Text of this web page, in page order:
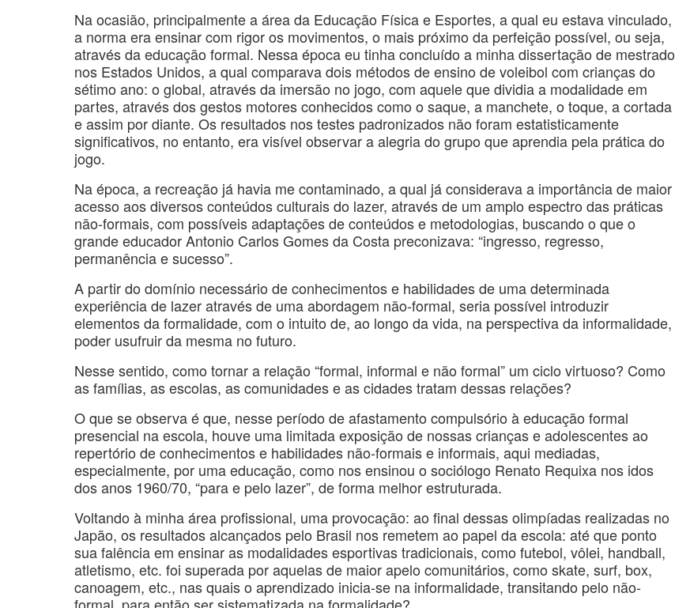
Na ocasião, principalmente a área da Educação Física e Esportes, a qual eu estava vinculado,
a norma era ensinar com rigor os movimentos, o mais próximo da perfeição possível, ou seja,
através da educação formal. Nessa época eu tinha concluído a minha dissertação de mestrado
nos Estados Unidos, a qual comparava dois métodos de ensino de voleibol com crianças do
sétimo ano: o global, através da imersão no jogo, com aquele que dividia a modalidade em
partes, através dos gestos motores conhecidos como o saque, a manchete, o toque, a cortada
e assim por diante. Os resultados nos testes padronizados não foram estatisticamente
significativos, no entanto, era visível observar a alegria do grupo que aprendia pela prática do
jogo.
Na época, a recreação já havia me contaminado, a qual já considerava a importância de maior
acesso aos diversos conteúdos culturais do lazer, através de um amplo espectro das práticas
não-formais, com possíveis adaptações de conteúdos e metodologias, buscando o que o
grande educador Antonio Carlos Gomes da Costa preconizava: “ingresso, regresso,
permanência e sucesso”.
A partir do domínio necessário de conhecimentos e habilidades de uma determinada
experiência de lazer através de uma abordagem não-formal, seria possível introduzir
elementos da formalidade, com o intuito de, ao longo da vida, na perspectiva da informalidade,
poder usufruir da mesma no futuro.
Nesse sentido, como tornar a relação “formal, informal e não formal” um ciclo virtuoso? Como
as famílias, as escolas, as comunidades e as cidades tratam dessas relações?
O que se observa é que, nesse período de afastamento compulsório à educação formal
presencial na escola, houve uma limitada exposição de nossas crianças e adolescentes ao
repertório de conhecimentos e habilidades não-formais e informais, aqui mediadas,
especialmente, por uma educação, como nos ensinou o sociólogo Renato Requixa nos idos
dos anos 1960/70, “para e pelo lazer”, de forma melhor estruturada.
Voltando à minha área profissional, uma provocação: ao final dessas olimpíadas realizadas no
Japão, os resultados alcançados pelo Brasil nos remetem ao papel da escola: até que ponto
sua falência em ensinar as modalidades esportivas tradicionais, como futebol, vôlei, handball,
atletismo, etc. foi superada por aquelas de maior apelo comunitários, como skate, surf, box,
canoagem, etc., nas quais o aprendizado inicia-se na informalidade, transitando pelo não-
formal, para então ser sistematizada na formalidade?